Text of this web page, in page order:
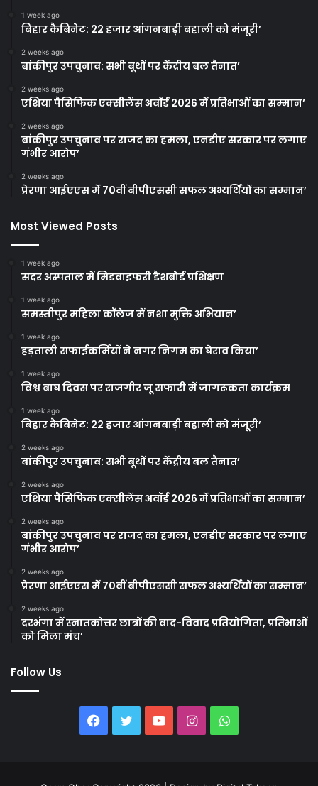
1 week ago
बिहार कैबिनेट: 22 हजार आंगनबाड़ी बहाली को मंजूरी’
2 weeks ago
बांकीपुर उपचुनाव: सभी बूथों पर केंद्रीय बल तैनात’
2 weeks ago
एशिया पैसिफिक एक्सीलेंस अवॉर्ड 2026 में प्रतिभाओं का सम्मान’
2 weeks ago
बांकीपुर उपचुनाव पर राजद का हमला, एनडीए सरकार पर लगाए
गंभीर आरोप’
2 weeks ago
प्रेरणा आईएएस में 70वीं बीपीएससी सफल अभ्यर्थियों का सम्मान’
Most Viewed Posts
1 week ago
सदर अस्पताल में मिडवाइफरी डैशबोर्ड प्रशिक्षण
1 week ago
समस्तीपुर महिला कॉलेज में नशा मुक्ति अभियान’
1 week ago
हड़ताली सफाईकर्मियों ने नगर निगम का घेराव किया’
1 week ago
विश्व बाघ दिवस पर राजगीर जू सफारी में जागरूकता कार्यक्रम
1 week ago
बिहार कैबिनेट: 22 हजार आंगनबाड़ी बहाली को मंजूरी’
2 weeks ago
बांकीपुर उपचुनाव: सभी बूथों पर केंद्रीय बल तैनात’
2 weeks ago
एशिया पैसिफिक एक्सीलेंस अवॉर्ड 2026 में प्रतिभाओं का सम्मान’
2 weeks ago
बांकीपुर उपचुनाव पर राजद का हमला, एनडीए सरकार पर लगाए
गंभीर आरोप’
2 weeks ago
प्रेरणा आईएएस में 70वीं बीपीएससी सफल अभ्यर्थियों का सम्मान’
2 weeks ago
दरभंगा में स्नातकोत्तर छात्रों की वाद-विवाद प्रतियोगिता, प्रतिभाओं
को मिला मंच’
Follow Us
Facebook
TwitterYouTubeInstagramWhatsApp